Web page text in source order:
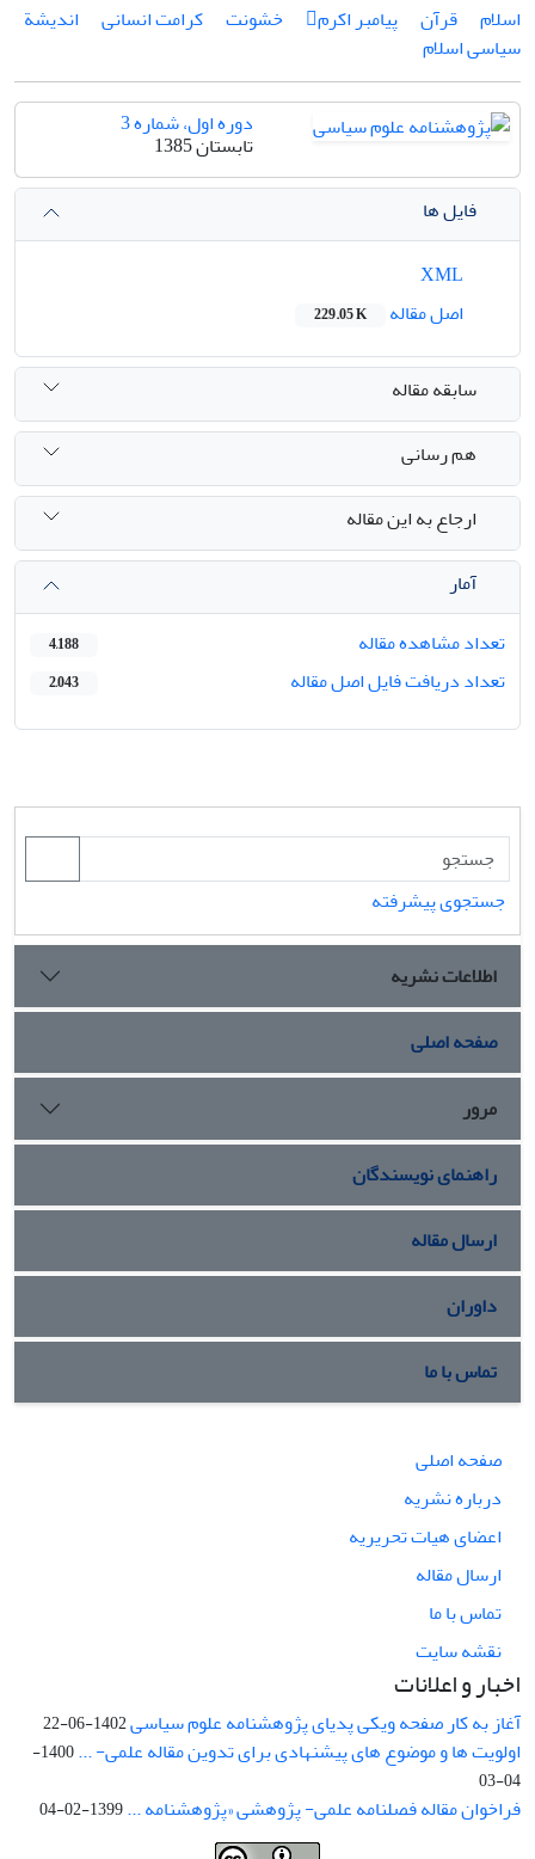
اسلام
قرآن پیامبر اکرم خشونت کرامت انسانی
اندیشة
سیاسی اسلام
دوره اول، شماره 3
تابستان 1385
فایل ها
اصل مقاله
229.05 K
سابقه مقاله
هم رسانی
ارجاع به این مقاله
آمار
تعداد مشاهده مقاله
4,188
تعداد دریافت فایل اصل مقاله 2,043
جستجوی پیشرفته
اطلاعات نشریه
صفحه اصلی
مرور
راهنمای نویسندگان
ارسال مقاله
داوران
تماس با ما
صفحه اصلی
درباره نشریه
اعضای هیات تحریریه
ارسال مقاله
تماس با ما
نقشه سایت
اخبار و اعلانات
آغاز به کار صفحه ویکی پدیای پژوهشنامه علوم سیاسی1402-06-22
اولویت ها و موضوع های پیشنهادی برای تدوین مقاله علمی- ...
1400-
04-03
فراخوان مقاله فصلنامه علمی- پژوهشی «پژوهشنامه ...1399-02-04